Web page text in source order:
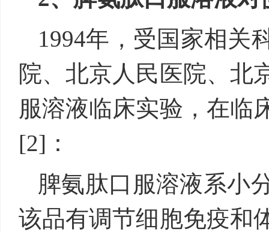
1994年，受国家相关
院、北京人民医院、北
服溶液临床实验，在临
[2]：
脾氨肽口服溶液系小
该品有调节细胞免疫和